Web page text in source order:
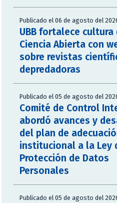
Publicado el 06 de agosto del
UBB fortalece cultura
Ciencia Abierta con
sobre revistas
depredadoras
Publicado el 05 de agosto del
Comité de Control
abordó avances y
del plan de
institucional a la Ley
Protección de Datos
Personales
Publicado el 05 de agosto del